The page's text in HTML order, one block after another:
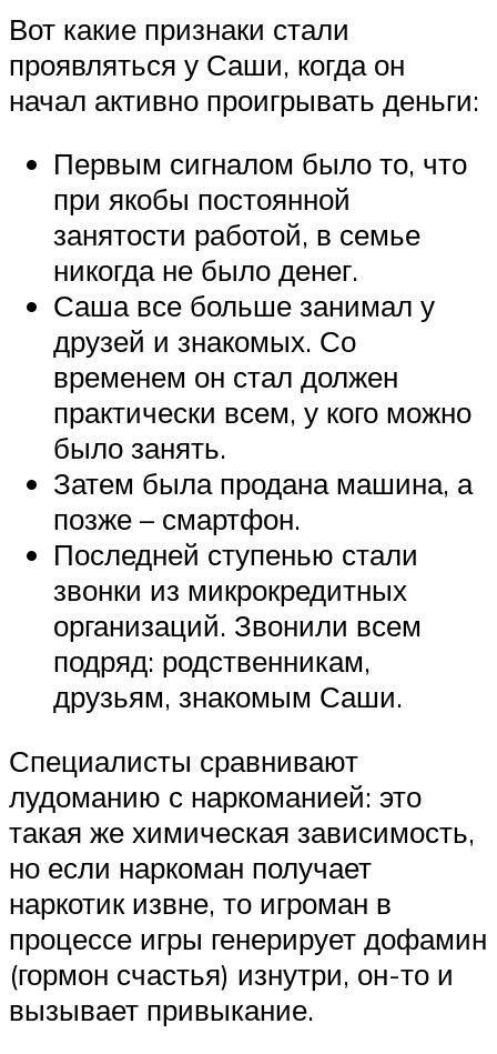
Вот какие признаки стали
проявляться у Саши, когда он
начал активно проигрывать деньги:
Первым сигналом было то, что
при якобы постоянной
занятости работой, в семье
никогда не было денег.
Саша все больше занимал у
друзей и знакомых. Со
временем он стал должен
практически всем, у кого можно
было занять.
Затем была продана машина, а
позже – смартфон.
Последней ступенью стали
звонки из микрокредитных
организаций. Звонили всем
подряд: родственникам,
друзьям, знакомым Саши.
Специалисты сравнивают
лудоманию с наркоманией: это
такая же химическая зависимость,
но если наркоман получает
наркотик извне, то игроман в
процессе игры генерирует дофамин
(гормон счастья) изнутри, он-то и
вызывает привыкание.